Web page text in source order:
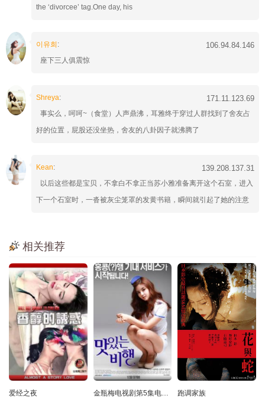
the ‘divorcee’ tag.One day, his
이유희 : 106.94.84.146
座下三人俱震惊
Shreya: 171.11.123.69
事实么，呵呵~（食堂）人声鼎沸，耳雅终于穿过人群找到了舍友占
好的位置，屁股还没坐热，舍友的八卦因子就沸腾了
Kean: 139.208.137.31
以后这些都是宝贝，不拿白不拿正当苏小雅准备离开这个石室，进入
下一个石室时，一沓被灰尘笼罩的发黄书籍，瞬间就引起了她的注意
相关推荐
爱经之夜 金瓶梅电视剧第5集电视剧 跑调家族